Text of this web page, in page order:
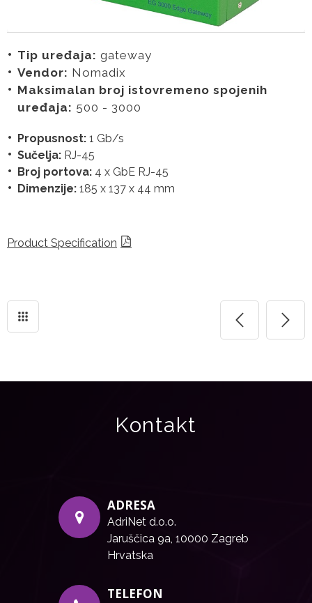
Tip uređaja: gateway
Vendor: Nomadix
Maksimalan broj istovremeno spojenih
uređaja: 500 - 3000
Propusnost: 1 Gb/s
Sučelja: RJ-45
Broj portova: 4 x GbE RJ-45
Dimenzije: 185 x 137 x 44 mm
Product Specification
Kontakt
ADRESA
AdriNet d.o.o.
Jaruščica 9a, 10000 Zagreb
Hrvatska
TELEFON